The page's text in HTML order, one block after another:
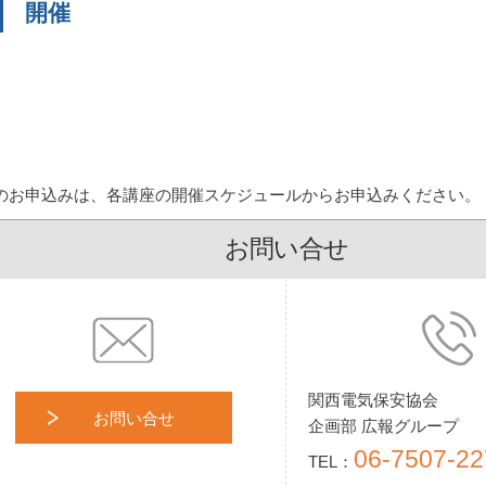
開催
お申込みは、各講座の開催スケジュールからお申込みください。
お問い合せ
お問い合せ
関西電気保安協会
企画部 広報グループ
TEL： 06-7507-